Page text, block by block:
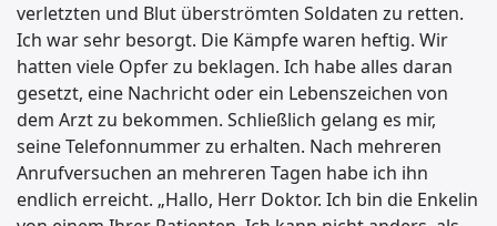
verletzten und Blut überströmten Soldaten zu retten.
Ich war sehr besorgt. Die Kämpfe waren heftig. Wir
hatten viele Opfer zu beklagen. Ich habe alles daran
gesetzt, eine Nachricht oder ein Lebenszeichen von
dem Arzt zu bekommen. Schließlich gelang es mir,
seine Telefonnummer zu erhalten. Nach mehreren
Anrufversuchen an mehreren Tagen habe ich ihn
endlich erreicht. „Hallo, Herr Doktor. Ich bin die Enkelin